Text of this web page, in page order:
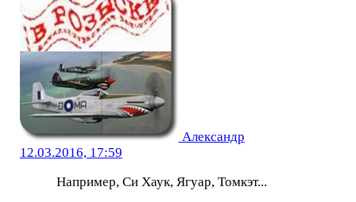
Александр
12.03.2016, 17:59
Например, Си Хаук, Ягуар, Томкэт...